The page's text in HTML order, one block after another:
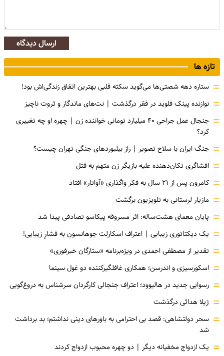
ارسال دیدگاه
تازه ها
= ستاره دهه شصتی‌ها می‌گوید سکته قلبی بهترین اتفاق زندگی‌اش بود!
= نوازنده پینک فلوید در فقر درگذشت | نت‌های ماندگار و ثروت ناچیز
=
جنجال عمل جراحی ۴۰ میلیارد تومانی خواننده زن | چهره او چه تغییری
کرد؟
= جنگ ایران با سلاح تصویر | راز بیلبوردهای جنگی تهران چیست؟
= افشاگری‌ تکان‌دهنده علیه بازیگر زن متهم به قتل
= کامرون پس از ۲۱ سال به فکر واگذاری «آواتار» افتاد
= مازیار لرستانی به تلویزیون برگشت
= پایان معمای هشت‌ساله: اثر مسروقه پیکاسو تصادفی پیدا شد
= یک دیکتاتوری زیبایی | اعتراف اسکارلت جوهانسون به فشارِ زیبایی!
= تقدیر از مصطفی احمدی در ویژه‌برنامه «ستارگان خبرفوری»
= اسکورسیزی و اندرسن؛ همکاری غافلگیرکننده دو غول سینما
= رسوایی جدید در هالیوود؛ اعتراف جنجالی کارگردان سرشناس به دروغ‌گویی
= ژیلا هدائی درگذشت
= سحر دولتشاهی: قصد بی احترامی به باورهای دینی نداشتم؛ بد برداشت
شد
= یک ازدواج مخفیانه دیگر | دو چهره محبوب ازدواج کردند